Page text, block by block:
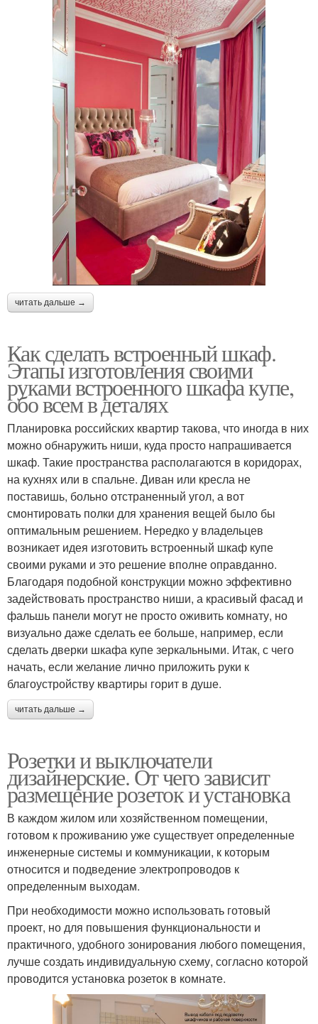
читать дальше →
Как сделать встроенный шкаф.
Этапы изготовления своими
руками встроенного шкафа купе,
обо всем в деталях
Планировка российских квартир такова, что иногда в них
можно обнаружить ниши, куда просто напрашивается
шкаф. Такие пространства располагаются в коридорах,
на кухнях или в спальне. Диван или кресла не
поставишь, больно отстраненный угол, а вот
смонтировать полки для хранения вещей было бы
оптимальным решением. Нередко у владельцев
возникает идея изготовить встроенный шкаф купе
своими руками и это решение вполне оправданно.
Благодаря подобной конструкции можно эффективно
задействовать пространство ниши, а красивый фасад и
фальшь панели могут не просто оживить комнату, но
визуально даже сделать ее больше, например, если
сделать дверки шкафа купе зеркальными. Итак, с чего
начать, если желание лично приложить руки к
благоустройству квартиры горит в душе.
читать дальше →
Розетки и выключатели
дизайнерские. От чего зависит
размещение розеток и установка
В каждом жилом или хозяйственном помещении,
готовом к проживанию уже существует определенные
инженерные системы и коммуникации, к которым
относится и подведение электропроводов к
определенным выходам.
При необходимости можно использовать готовый
проект, но для повышения функциональности и
практичного, удобного зонирования любого помещения,
лучше создать индивидуальную схему, согласно которой
проводится установка розеток в комнате.